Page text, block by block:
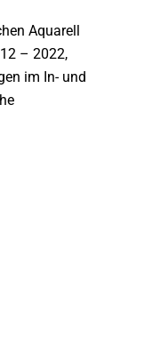
Aquarell
– 2022,
im In- und